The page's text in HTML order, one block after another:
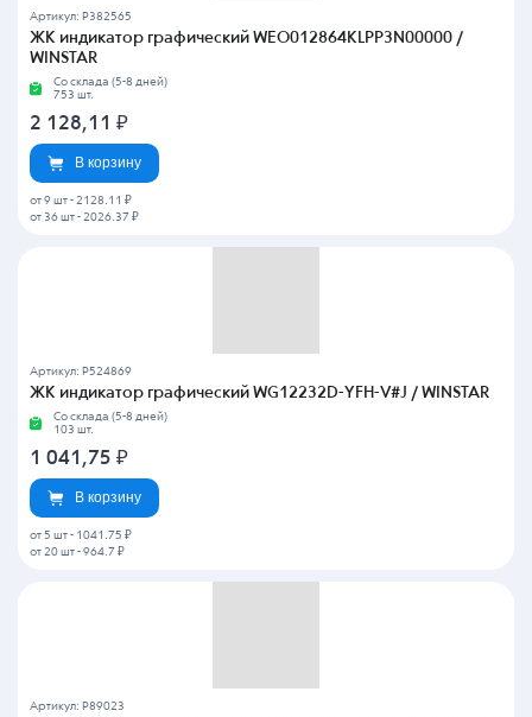
Артикул: P382565
ЖК индикатор графический WEO012864KLPP3N00000 /
WINSTAR
Со склада (5-8 дней)
753 шт.
2 128,11 ₽
В корзину
от 9 шт - 2128.11 ₽
от 36 шт - 2026.37 ₽
Артикул: P524869
ЖК индикатор графический WG12232D-YFH-V#J / WINSTAR
Со склада (5-8 дней)
103 шт.
1 041,75 ₽
В корзину
от 5 шт - 1041.75 ₽
от 20 шт - 964.7 ₽
Артикул: P89023